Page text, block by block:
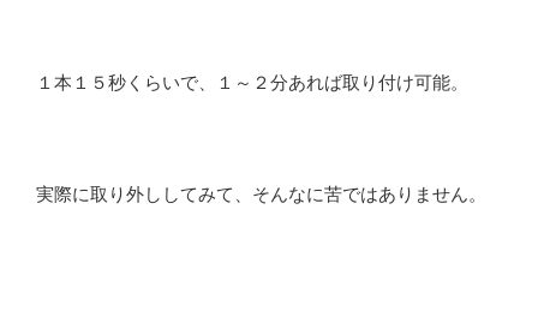
１本１５秒くらいで、１～２分あれば取り付け可能。
実際に取り外ししてみて、そんなに苦ではありません。